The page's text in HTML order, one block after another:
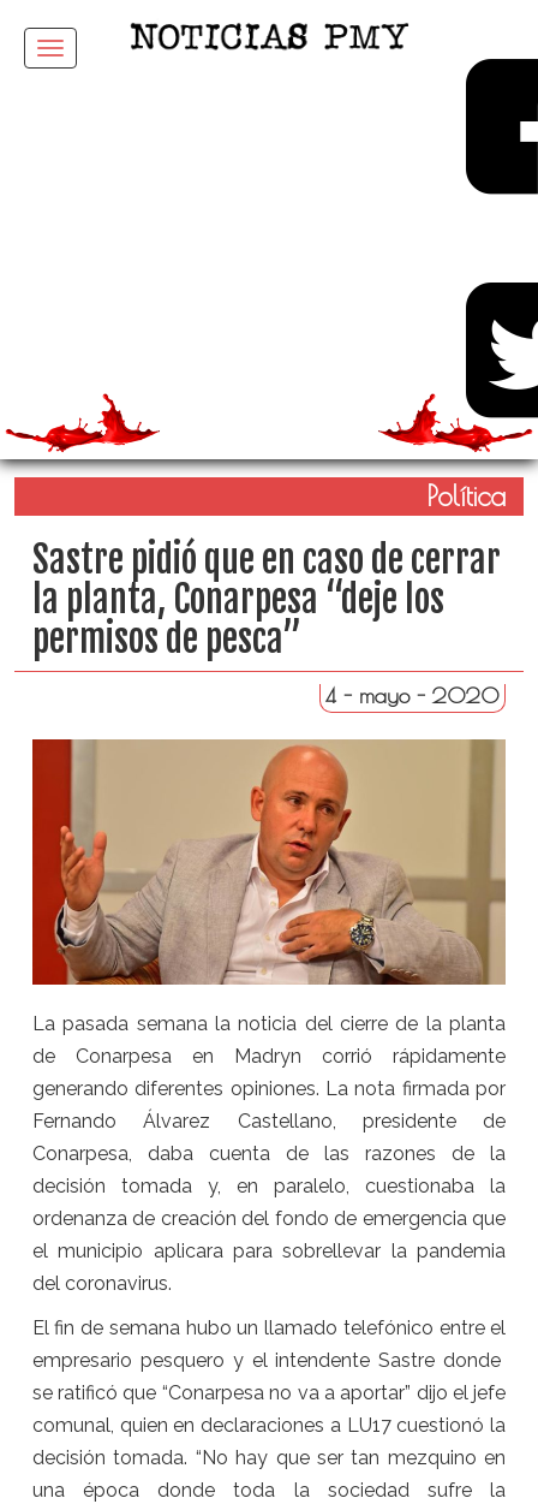
Menu
Política
Sastre pidió que en caso de cerrar
la planta, Conarpesa “deje los
permisos de pesca”
4 - mayo - 2020
La pasada semana la noticia del cierre de la planta
de Conarpesa en Madryn corrió rápidamente
generando diferentes opiniones. La nota firmada por
Fernando Álvarez Castellano, presidente de
Conarpesa, daba cuenta de las razones de la
decisión tomada y, en paralelo, cuestionaba la
ordenanza de creación del fondo de emergencia que
el municipio aplicara para sobrellevar la pandemia
del coronavirus.
El fin de semana hubo un llamado telefónico entre el
empresario pesquero y el intendente Sastre donde
se ratificó que “Conarpesa no va a aportar” dijo el jefe
comunal, quien en declaraciones a LU17 cuestionó la
decisión tomada. “No hay que ser tan mezquino en
una época donde toda la sociedad sufre la